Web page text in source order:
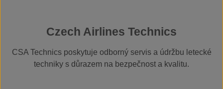
Czech Airlines Technics
CSA Technics poskytuje odborný servis a údržbu letecké
techniky s důrazem na bezpečnost a kvalitu.